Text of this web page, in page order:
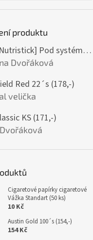
produktu
Heccig [Nutristick] Pod systém DV2 - F bull
produktu je 5 z 5 hvězdiček.
Dvořáková
Red 22´s (178,-)
produktu je 5 z 5 hvězdiček.
velička
KS (171,-)
produktu je 5 z 5 hvězdiček.
Cigaretové papírky cigaretové
Vážka Standart (50 ks)
10 Kč
Austin Gold 100´s (154,-)
154 Kč